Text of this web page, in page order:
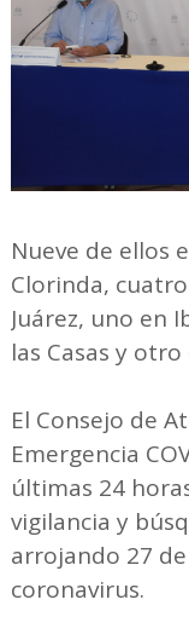
Nueve de ellos
Clorinda,
Juárez, uno en
las Casas y
El Consejo de
Emergencia
últimas 24
vigilancia y
arrojando 27
coronavirus.